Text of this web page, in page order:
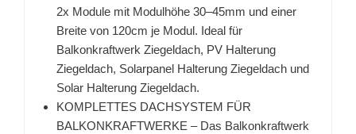
2x Module mit Modulhöhe 30–45mm und einer
Breite von 120cm je Modul. Ideal für
Balkonkraftwerk Ziegeldach, PV Halterung
Ziegeldach, Solarpanel Halterung Ziegeldach und
Solar Halterung Ziegeldach.
KOMPLETTES DACHSYSTEM FÜR
BALKONKRAFTWERKE – Das Balkonkraftwerk